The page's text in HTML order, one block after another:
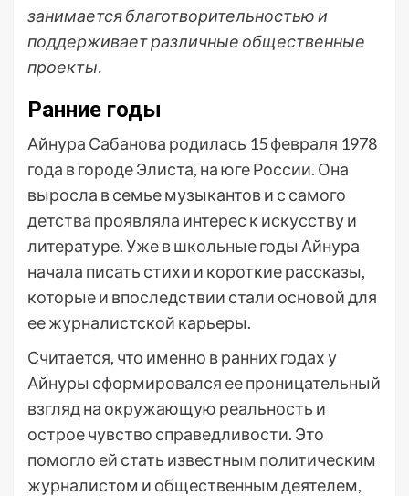
занимается благотворительностью и
поддерживает различные общественные
проекты.
Ранние годы
Айнура Сабанова родилась 15 февраля 1978
года в городе Элиста, на юге России. Она
выросла в семье музыкантов и с самого
детства проявляла интерес к искусству и
литературе. Уже в школьные годы Айнура
начала писать стихи и короткие рассказы,
которые и впоследствии стали основой для
ее журналистской карьеры.
Считается, что именно в ранних годах у
Айнуры сформировался ее проницательный
взгляд на окружающую реальность и
острое чувство справедливости. Это
помогло ей стать известным политическим
журналистом и общественным деятелем,